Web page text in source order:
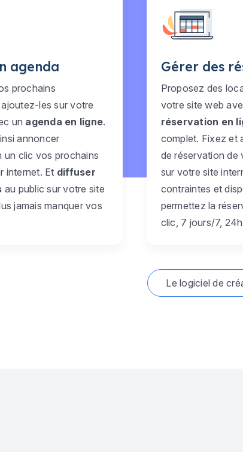
agenda
prochains
les sur votre
un agenda en ligne.
annoncer
un clic vos prochains
internet. Et diffuser
au public sur votre site
jamais manquer vos
Gérer des
Proposez des
votre site web
réservation en
complet. Fixez et
de réservation de
sur votre site
contraintes et
permettez la
clic, 7 jours/7,
Le logiciel de